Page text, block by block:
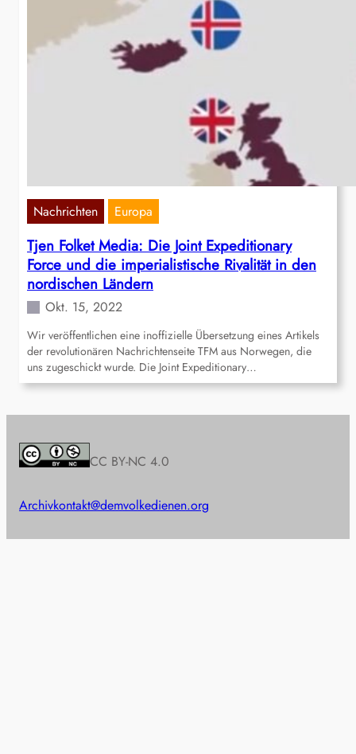
Nachrichten Europa
Tjen Folket Media: Die Joint Expeditionary
Force und die imperialistische Rivalität in den
nordischen Ländern
Okt. 15, 2022
Wir veröffentlichen eine inoffizielle Übersetzung eines Artikels
der revolutionären Nachrichtenseite TFM aus Norwegen, die
uns zugeschickt wurde. Die Joint Expeditionary…
CC BY-NC 4.0
Archivkontakt@demvolkedienen.org